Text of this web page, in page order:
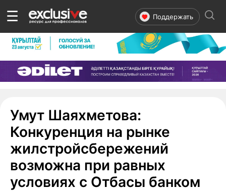
☰ Поддержать
Умут Шаяхметова:
Конкуренция на рынке
жилстройсбережений
возможна при равных
условиях с Отбасы банком